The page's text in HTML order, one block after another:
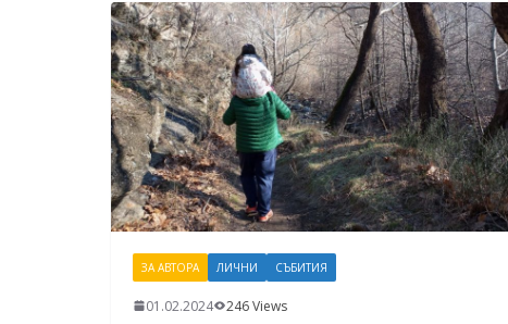
ЗА АВТОРА ЛИЧНИ СЪБИТИЯ
01.02.2024 246 Views